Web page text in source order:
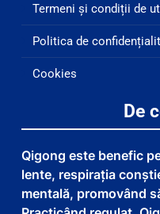
Termeni și condiții de
Politica de
Cookies
De
Qigong este benefic
lente, respirația
mentală, promovând